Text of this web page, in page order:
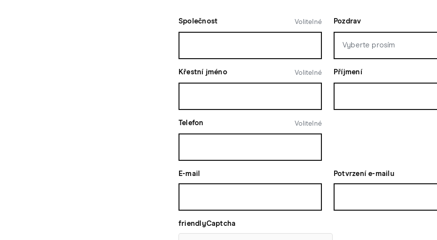
Společnost Volitelné Pozdrav
Křestní jméno Volitelné Příjmení
Telefon Volitelné
E-mail Potvrzení e-mailu
friendlyCaptcha